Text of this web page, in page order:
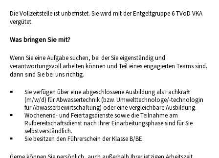
Die Vollzeitstelle ist unbefristet. Sie wird mit der Entgeltgruppe 6 TVöD VKA
vergütet.
Was bringen Sie mit?
Wenn Sie eine Aufgabe suchen, bei der Sie eigenständig und
verantwortungsvoll arbeiten können und Teil eines engagierten Teams sind,
dann sind Sie bei uns richtig.
Sie verfügen über eine abgeschlossene Ausbildung als Fachkraft
(m/w/d) für Abwassertechnik (bzw. Umwelttechnologe/-technologin
für Abwasserbewirtschaftung) oder eine vergleichbare Ausbildung.
Wochenend- und Feiertagsdienste sowie die Teilnahme am
Rufbereitschaftsdienst nach Ihrer Einarbeitungsphase sind für Sie
selbstverständlich.
Sie besitzen den Führerschein der Klasse B/BE.